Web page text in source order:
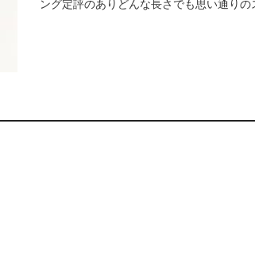
ング定評のありどんな長さでも思い通りの